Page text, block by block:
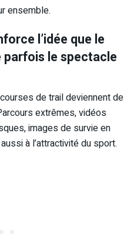
ensemble.
l’idée que le
le spectacle
de trail deviennent de
extrêmes, vidéos
images de survie en
à l’attractivité du sport.